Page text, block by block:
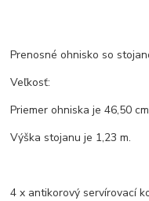
Prenosné ohnisko so
Veľkosť:
Priemer ohniska je 46,50
Výška stojanu je 1,23 m.
4 x antikorový servírovací